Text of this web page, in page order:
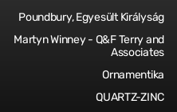
Poundbury, Egyesült Királyság
Martyn Winney - Q&F Terry and
Associates
Ornamentika
QUARTZ-ZINC